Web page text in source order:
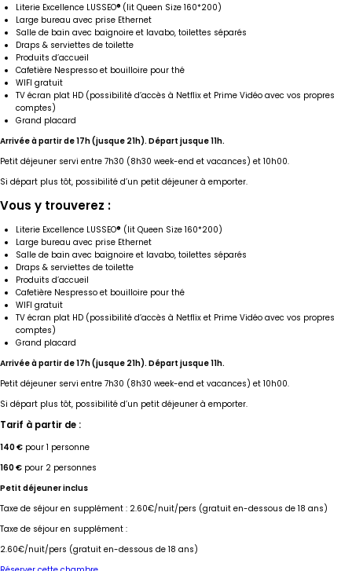
Literie Excellence LUSSEO® (lit Queen Size 160*200)
Large bureau avec prise Ethernet
Salle de bain avec baignoire et lavabo, toilettes séparés
Draps & serviettes de toilette
Produits d’accueil
Cafetière Nespresso et bouilloire pour thé
WIFI gratuit
TV écran plat HD (possibilité d’accès à Netflix et Prime Vidéo avec vos propres
comptes)
Grand placard
Arrivée à partir de 17h (jusque 21h). Départ jusque 11h.
Petit déjeuner servi entre 7h30 (8h30 week-end et vacances) et 10h00.
Si départ plus tôt, possibilité d’un petit déjeuner à emporter.
Vous y trouverez :
Literie Excellence LUSSEO® (lit Queen Size 160*200)
Large bureau avec prise Ethernet
Salle de bain avec baignoire et lavabo, toilettes séparés
Draps & serviettes de toilette
Produits d’accueil
Cafetière Nespresso et bouilloire pour thé
WIFI gratuit
TV écran plat HD (possibilité d’accès à Netflix et Prime Vidéo avec vos propres
comptes)
Grand placard
Arrivée à partir de 17h (jusque 21h). Départ jusque 11h.
Petit déjeuner servi entre 7h30 (8h30 week-end et vacances) et 10h00.
Si départ plus tôt, possibilité d’un petit déjeuner à emporter.
Tarif à partir de :
140 € pour 1 personne
160 € pour 2 personnes
Petit déjeuner inclus
Taxe de séjour en supplément : 2.60€/nuit/pers (gratuit en-dessous de 18 ans)
Taxe de séjour en supplément :
2.60€/nuit/pers (gratuit en-dessous de 18 ans)